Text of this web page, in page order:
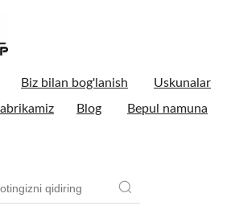
Biz bilan bog'lanish
Uskunalar
Blog Bepul namuna